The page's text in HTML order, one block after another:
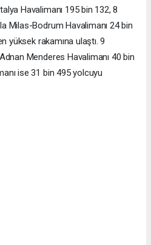
Havalimanı 195 bin 132, 8
Milas-Bodrum Havalimanı 24 bin
yüksek rakamına ulaştı. 9
Menderes Havalimanı 40 bin
ise 31 bin 495 yolcuyu